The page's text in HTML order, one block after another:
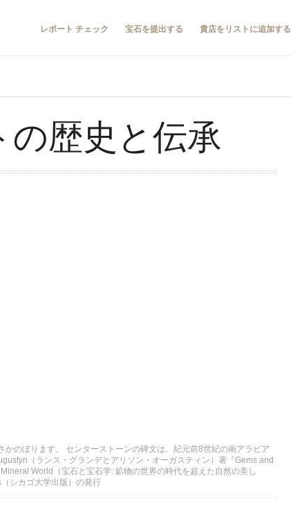
レポート チェック 宝石を提出する 貴店をリストに追加する
の歴史と伝承
のぼります。 センターストーンの碑文は、紀元前8世紀の南アラビア
（ランス・グランデとアリソン・オーガスティン）著『Gems and
World（宝石と宝石学: 鉱物の世界の時代を超えた自然の美し
シカゴ大学出版）の発行